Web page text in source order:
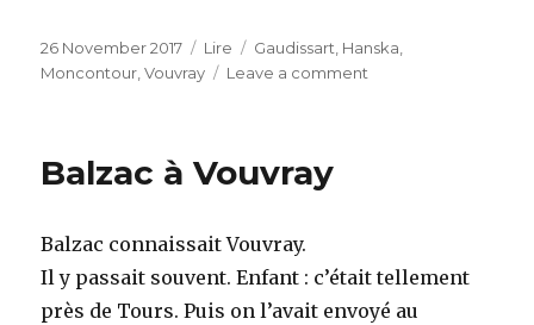
Posted
on
26 November 2017 Categories
Lire Tags
Gaudissart, Hanska,
Moncontour,Vouvray Leave a comment
et
châtelain
Balzac à Vouvray
Balzac connaissait Vouvray.
Il y passait souvent. Enfant : c’était tellement
près de Tours. Puis on l’avait envoyé au